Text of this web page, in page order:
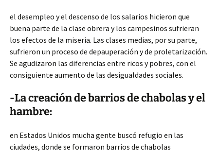
el desempleo y el descenso de los salarios hicieron que
buena parte de la clase obrera y los campesinos sufrieran
los efectos de la miseria. Las clases medias, por su parte,
sufrieron un proceso de depauperación y de proletarización.
Se agudizaron las diferencias entre ricos y pobres, con el
consiguiente aumento de las desigualdades sociales.
-La creación de barrios de chabolas y el
hambre:
en Estados Unidos mucha gente buscó refugio en las
ciudades, donde se formaron barrios de chabolas